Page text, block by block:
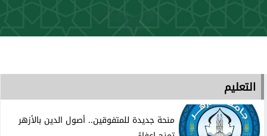
التعليم
منحة جديدة للمتفوقين.. أصول الدين بالأزهر